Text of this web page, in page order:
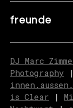
freunde
DJ Marc
Photography
is Clear |